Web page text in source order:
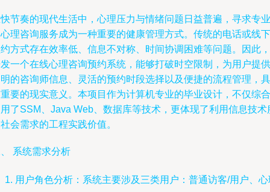
节奏的现代生活中，心理压力与情绪问题日益普遍，寻求专业
理咨询服务成为一种重要的健康管理方式。传统的电话或线下
方式存在效率低、信息不对称、时间协调困难等问题。因此，
一个在线心理咨询预约系统，能够打破时空限制，为用户提供
的咨询师信息、灵活的预约时段选择以及便捷的流程管理，具
要的现实意义。本项目作为计算机专业的毕业设计，不仅综合
了SSM、Java Web、数据库等技术，更体现了利用信息技术
会需求的工程实践价值。
系统需求分析
用户角色分析：系统主要涉及三类用户：普通访客/用户、心